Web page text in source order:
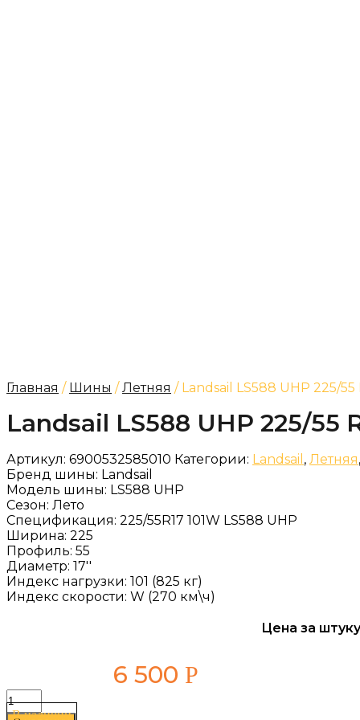
Главная / Шины /Летняя / Landsail LS588 UHP 225/55
Landsail LS588 UHP 225/55
Артикул: 6900532585010 Категории: Landsail , Летняя,
Бренд шины: Landsail
Модель шины: LS588 UHP
Сезон: Лето
Спецификация: 225/55R17 101W LS588 UHP
Ширина: 225
Профиль: 55
Диаметр: 17''
Индекс нагрузки: 101 (825 кг)
Индекс скорости: W (270 км\ч)
Цена за
6 500 Р
В наличии
Количество
товара